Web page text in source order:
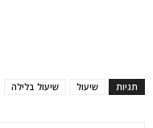
תגיות שיעול שיעול בלילה